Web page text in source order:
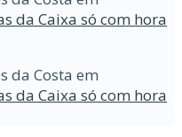
da Caixa só com hora
da Costa em
da Caixa só com hora